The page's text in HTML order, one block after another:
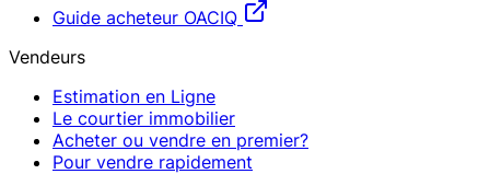
Guide acheteur OACIQ
Vendeurs
Estimation en Ligne
Le courtier immobilier
Acheter ou vendre en premier?
Pour vendre rapidement